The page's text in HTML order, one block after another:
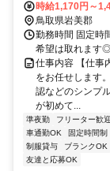
なし,バイク通勤
時給1,170円～
鳥取県岩美郡
勤務時間 固定時
希望は取れます
仕事内容 【仕事
をお任せします
認などのシンプ
が初めて...
準夜勤 フリーター歓迎
車通勤OK
固定時間制
制服貸与
ブランクOK
友達と応募OK